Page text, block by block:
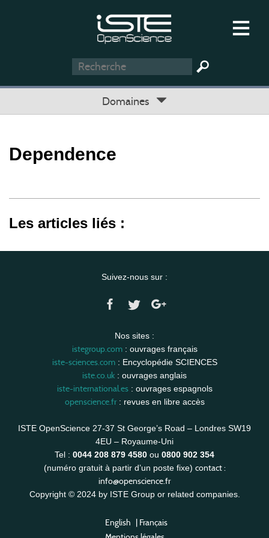
Domaines
Dependence
Les articles liés :
Suivez-nous sur :
Nos sites :
istegroup.com: ouvrages français
iste-sciences.com: Encyclopédie SCIENCES
iste.co.uk : ouvrages anglais
iste-international.es: ouvrages espagnols
openscience.fr: revues en libre accès
ISTE OpenScience 27-37 St George’s Road – Londres SW19
4EU – Royaume-Uni
Tel : 0044 208 879 4580 ou 0800 902 354
(numéro gratuit à partir d’un poste fixe) contact :
info@openscience.fr
Copyright © 2024 by ISTE Group or related companies.
English | Français